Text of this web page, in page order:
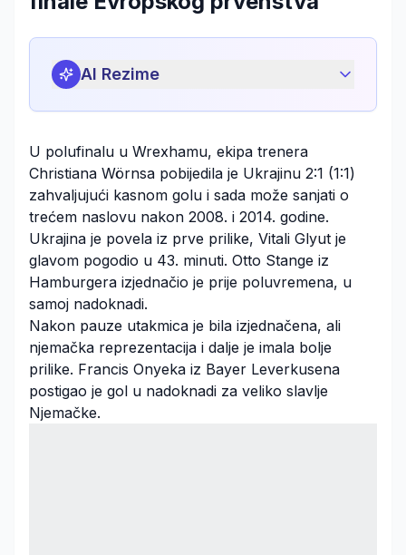
AI Rezime
U polufinalu u Wrexhamu, ekipa trenera
Christiana Wörnsa pobijedila je Ukrajinu 2:1 (1:1)
zahvaljujući kasnom golu i sada može sanjati o
trećem naslovu nakon 2008. i 2014. godine.
Ukrajina je povela iz prve prilike, Vitali Glyut je
glavom pogodio u 43. minuti. Otto Stange iz
Hamburgera izjednačio je prije poluvremena, u
samoj nadoknadi.
Nakon pauze utakmica je bila izjednačena, ali
njemačka reprezentacija i dalje je imala bolje
prilike. Francis Onyeka iz Bayer Leverkusena
postigao je gol u nadoknadi za veliko slavlje
Njemačke.